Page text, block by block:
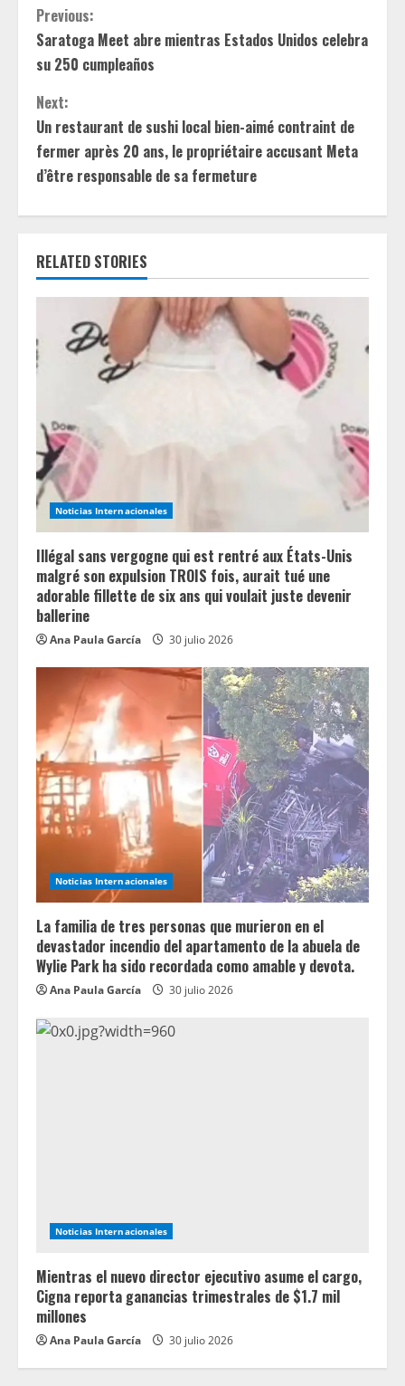
C
o
n
t
i
n
u
e
e
d
i
n
g
Previous:
Saratoga Meet abre mientras Estados Unidos celebra
su 250 cumpleaños
Next:
Un restaurant de sushi local bien-aimé contraint de
fermer après 20 ans, le propriétaire accusant Meta
d’être responsable de sa fermeture
RELATED STORIES
Noticias Internacionales
Illégal sans vergogne qui est rentré aux États-Unis
malgré son expulsion TROIS fois, aurait tué une
adorable fillette de six ans qui voulait juste devenir
ballerine
Ana Paula García 30 julio 2026
Noticias Internacionales
La familia de tres personas que murieron en el
devastador incendio del apartamento de la abuela de
Wylie Park ha sido recordada como amable y devota.
Ana Paula García 30 julio 2026
Noticias Internacionales
Mientras el nuevo director ejecutivo asume el cargo,
Cigna reporta ganancias trimestrales de $1.7 mil
millones
Ana Paula García 30 julio 2026